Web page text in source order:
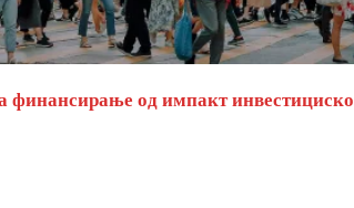
финансирање од импакт инвестициско